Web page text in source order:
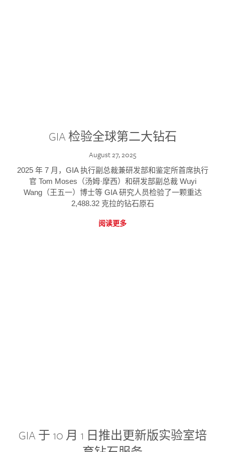
GIA 检验全球第二大钻石
August 27, 2025
2025 年 7 月，GIA 执行副总裁兼研发部和鉴定所首席执行
官 Tom Moses（汤姆·摩西）和研发部副总裁 Wuyi
Wang（王五一）博士等 GIA 研究人员检验了一颗重达
2,488.32 克拉的钻石原石
阅读更多
GIA 于 10 月 1 日推出更新版实验室培